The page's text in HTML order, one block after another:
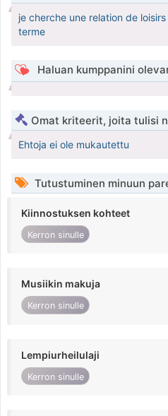
je cherche une relation de
terme
Haluan kumppanini
Omat kriteerit, joita tulisi
Ehtoja ei ole mukautettu
Tutustuminen minuun
Kiinnostuksen kohteet
Kerron sinulle
Musiikin makuja
Kerron sinulle
Lempiurheilulaji
Kerron sinulle